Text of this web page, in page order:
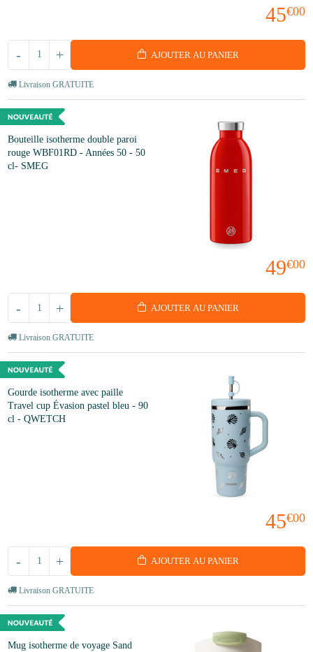
45€00
+
- AJOUTER AU PANIER
Livraison GRATUITE
Bouteille isotherme double paroi
rouge WBF01RD - Années 50 - 50
cl- SMEG
49€00
+
- AJOUTER AU PANIER
Livraison GRATUITE
Gourde isotherme avec paille
Travel cup Évasion pastel bleu - 90
cl - QWETCH
45€00
+
- AJOUTER AU PANIER
Livraison GRATUITE
Mug isotherme de voyage Sand